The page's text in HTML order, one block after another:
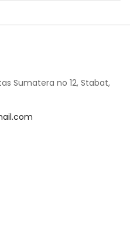
Sumatera no 12, Stabat,